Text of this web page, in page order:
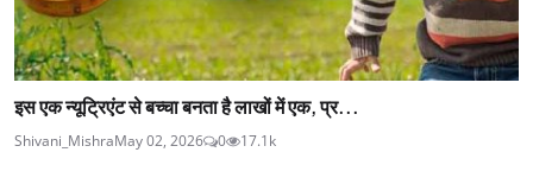
इस एक न्यूट्रिएंट से बच्चा बनता है लाखों में एक, प्र...
Shivani_MishraMay 02, 2026 0 17.1k